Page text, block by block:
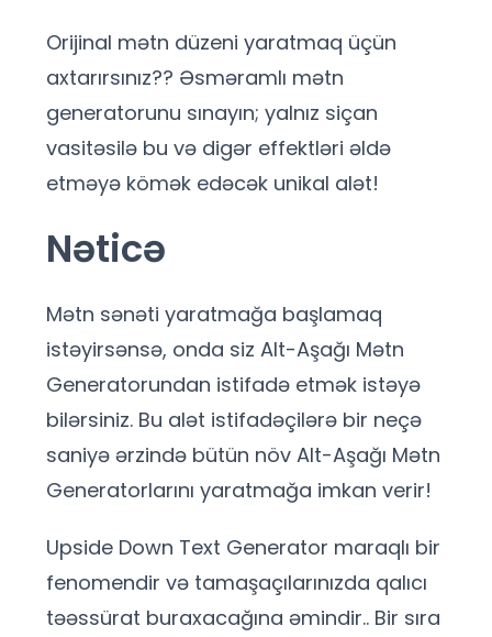
Orijinal mətn düzeni yaratmaq üçün
axtarırsınız?? Əsməramlı mətn
generatorunu sınayın; yalnız siçan
vasitəsilə bu və digər effektləri əldə
etməyə kömək edəcək unikal alət!
Nəticə
Mətn sənəti yaratmağa başlamaq
istəyirsənsə, onda siz Alt-Aşağı Mətn
Generatorundan istifadə etmək istəyə
bilərsiniz. Bu alət istifadəçilərə bir neçə
saniyə ərzində bütün növ Alt-Aşağı Mətn
Generatorlarını yaratmağa imkan verir!
Upside Down Text Generator maraqlı bir
fenomendir və tamaşaçılarınızda qalıcı
təəssürat buraxacağına əmindir.. Bir sıra